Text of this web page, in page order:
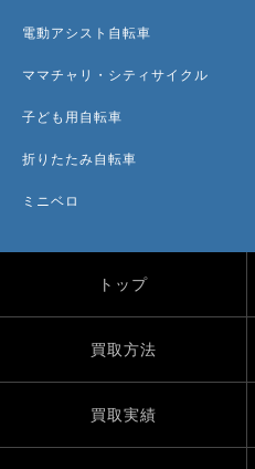
電動アシスト自転車
ママチャリ・シティサイクル
子ども用自転車
折りたたみ自転車
ミニベロ
トップ
買取方法
買取実績